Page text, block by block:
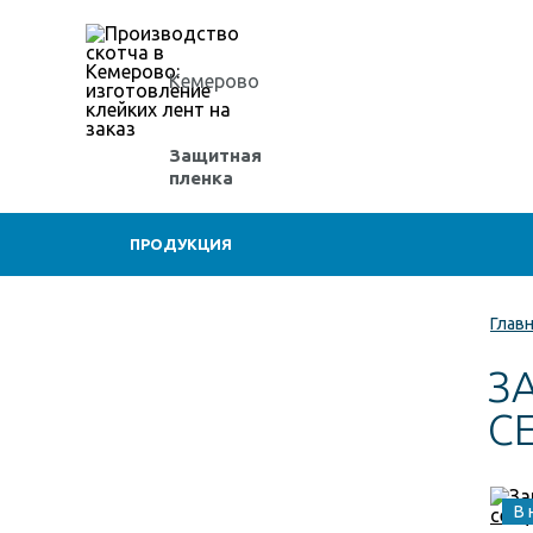
Кемерово
Защитная
пленка
ПРОДУКЦИЯ
В